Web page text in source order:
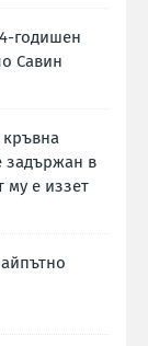
годишен
Савин
кръвна
задържан в
му е иззет